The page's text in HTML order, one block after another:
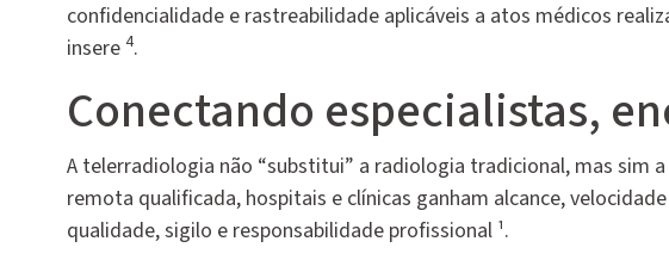
confidencialidade e rastreabilidade aplicáveis a atos médicos
insere 4.
Conectando especialistas,
A telerradiologia não “substitui” a radiologia tradicional, mas sim
remota qualificada, hospitais e clínicas ganham alcance,
qualidade, sigilo e responsabilidade profissional ¹.